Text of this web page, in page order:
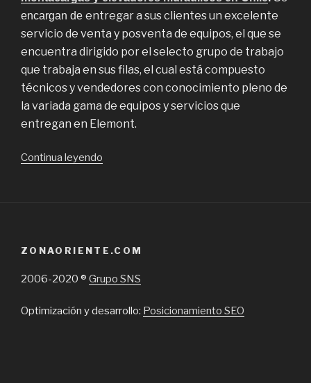
encargan de entregar a sus clientes un excelente
servicio de venta y posventa de equipos, el que se
encuentra dirigido por el selecto grupo de trabajo
que trabaja en sus filas, el cual está compuesto
técnicos y vendedores con conocimiento pleno de
la variada gama de equipos y servicios que
entregan en Elemont.
Continua leyendo
en
Metropolitana”
ZONAORIENTE.COM
2006-2020 ® Grupo SNS
Optimización y desarrollo: Posicionamiento SEO